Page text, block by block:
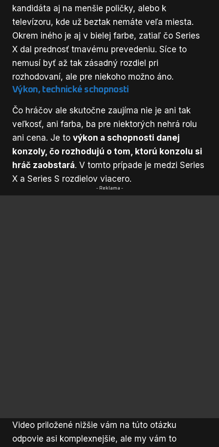
kandidáta aj na menšie poličky, alebo k
televízoru, kde už beztak nemáte veľa miesta.
Okrem iného je aj v bielej farbe, zatiaľ čo Series
X dal prednosť tmavému prevedeniu. Síce to
nemusí byť až tak zásadný rozdiel pri
rozhodovaní, ale pre niekoho možno áno.
Výkon, technické schopnosti
Čo hráčov ale skutočne zaujíma nie je ani tak
veľkosť, ani farba, ba pre niektorých nehrá rolu
ani cena. Je to výkon a schopnosti danej
konzoly, čo rozhodujú o tom, ktorú konzolu si
hráč zaobstará. V tomto prípade je medzi Series
X a Series S rozdielov viacero.
- Reklama -
Video priložené nižšie vám na túto otázku
odpovie asi komplexnejšie, ale my vám to